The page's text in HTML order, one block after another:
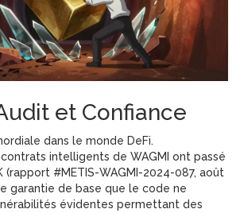
et Confiance
dans le monde DeFi.
intelligents de WAGMI ont passé
(rapport #METIS-WAGMI-2024-087, août
garantie de base que le code ne
évidentes permettant des